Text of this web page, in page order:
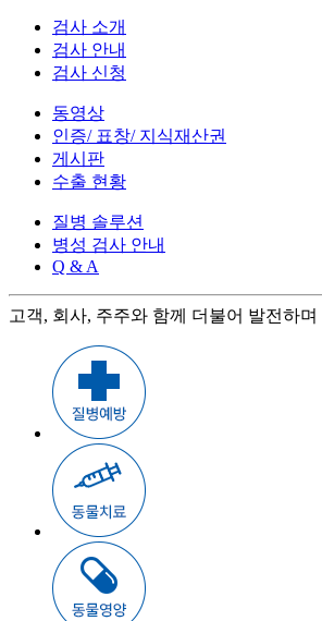
검사 소개
검사 안내
검사 신청
동영상
인증/ 표창/ 지식재산권
게시판
수출 현황
질병 솔루션
병성 검사 안내
Q & A
고객, 회사, 주주와 함께 더불어 발전하며